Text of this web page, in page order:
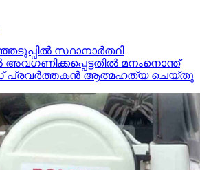
സ്ഥാനാര്‍ത്ഥി
മനംനൊന്ത്
ആത്മഹത്യ ചെയ്തു